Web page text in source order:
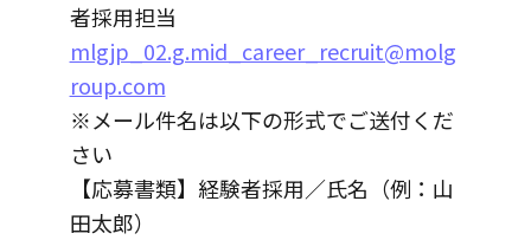
者採用担当
mlgjp_02.g.mid_career_recruit@molg
roup.com
※メール件名は以下の形式でご送付くだ
さい
【応募書類】経験者採用／氏名（例：山
田太郎）